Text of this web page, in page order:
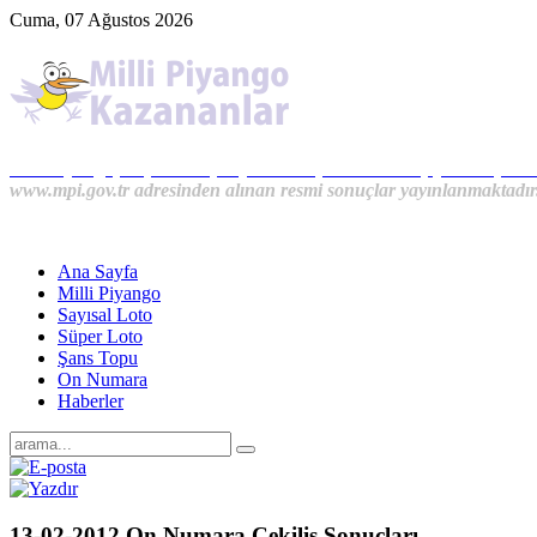
Cuma, 07 Ağustos 2026
www.mpi.gov.tr adresinden alınan resmi sonuçlar
Ana Sayfa
Milli Piyango
Sayısal Loto
Süper Loto
Şans Topu
On Numara
Haberler